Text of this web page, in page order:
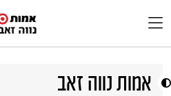
אמות נווה זאב